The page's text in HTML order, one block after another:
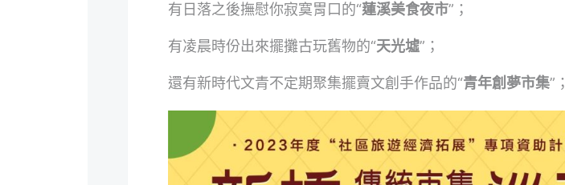
有日落之後撫慰你寂寞胃口的“蓮溪美食夜市”；
有凌晨時份出來擺攤古玩舊物的“天光墟”；
還有新時代文青不定期聚集擺賣文創手作品的“青年創夢市集”；